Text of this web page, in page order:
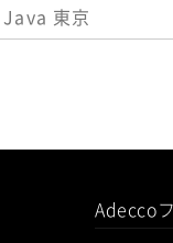
Adecco